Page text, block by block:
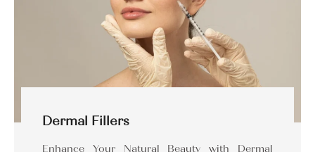
Dermal Fillers
Enhance Your Natural Beauty with Dermal